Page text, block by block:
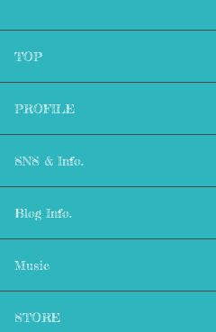
TOP
PROFILE
SNS & Info.
Blog Info.
Music
STORE